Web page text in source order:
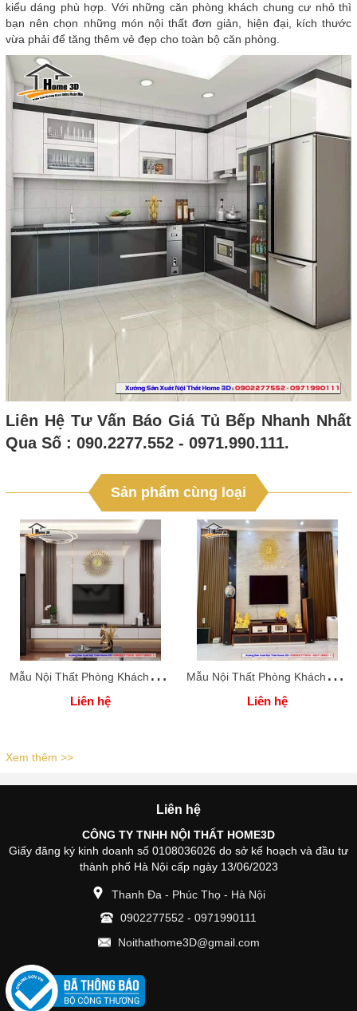
kiểu dáng phù hợp. Với những căn phòng khách chung cư nhỏ thì
bạn nên chọn những món nội thất đơn giản, hiện đại, kích thước
vừa phải để tăng thêm vẻ đẹp cho toàn bộ căn phòng.
Liên Hệ Tư Vấn Báo Giá Tủ Bếp Nhanh Nhất
Qua Số : 090.2277.552 - 0971.990.111.
Sản phẩm cùng loại
M
ẫu Nội Thất Phòng Khách Đẹp
Liên hệ
M
ẫu Nội Thất Phòng Khách Đẹp
Liên hệ
Xem thêm >>
Liên hệ
CÔNG TY TNHH NỘI THẤT HOME3D
Giấy đăng ký kinh doanh số 0108036026 do sở kế hoạch và đầu tư
thành phố Hà Nội cấp ngày 13/06/2023
Thanh Đa - Phúc Thọ - Hà Nội
0902277552 - 0971990111
Noithathome3D@gmail.com